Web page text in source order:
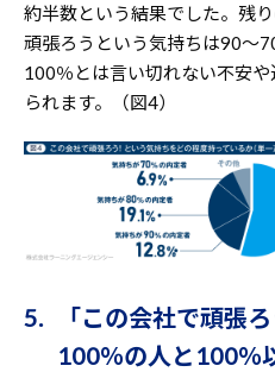
約半数という結果でした。残
頑張ろうという気持ちは90～
100％とは言い切れない不安
られます。（図4）
5. 「この会社で頑張ろ
100％の人と100％